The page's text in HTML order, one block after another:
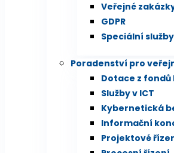
Veřejné
GDPR
Speciální služby
Poradenství pro
Dotace z fondů
Služby v ICT
Kybernetická
Informační
Projektové